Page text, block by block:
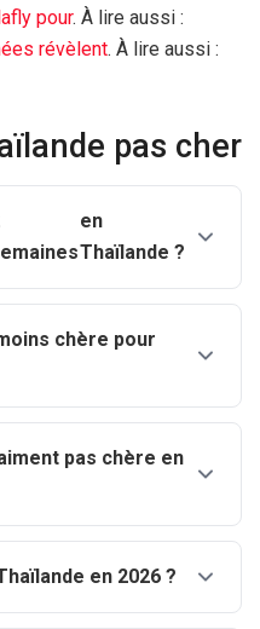
pour. À lire aussi :
révèlent. À lire aussi :
pas cher
en
Thaïlande ?
chère pour
pas chère en
en 2026 ?